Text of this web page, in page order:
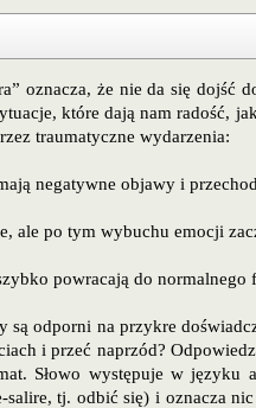
oznacza, że nie da się
które dają nam radość,
traumatyczne wydarzenia:
negatywne objawy i
ale po tym wybuchu emocji
powracają do
są odporni na przykre
i przeć naprzód?
Słowo występuje w
tj. odbić się) i oznacza